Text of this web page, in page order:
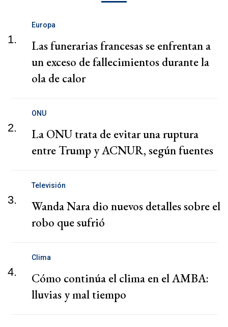
1.
Europa
Las funerarias francesas se enfrentan a
un exceso de fallecimientos durante la
ola de calor
2.
ONU
La ONU trata de evitar una ruptura
entre Trump y ACNUR, según fuentes
3.
Televisión
Wanda Nara dio nuevos detalles sobre el
robo que sufrió
4.
Clima
Cómo continúa el clima en el AMBA:
lluvias y mal tiempo